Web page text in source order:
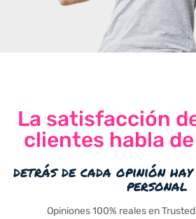
La satisfacción
clientes habla
detrás de cada opinión
personal
Opiniones 100% reales en